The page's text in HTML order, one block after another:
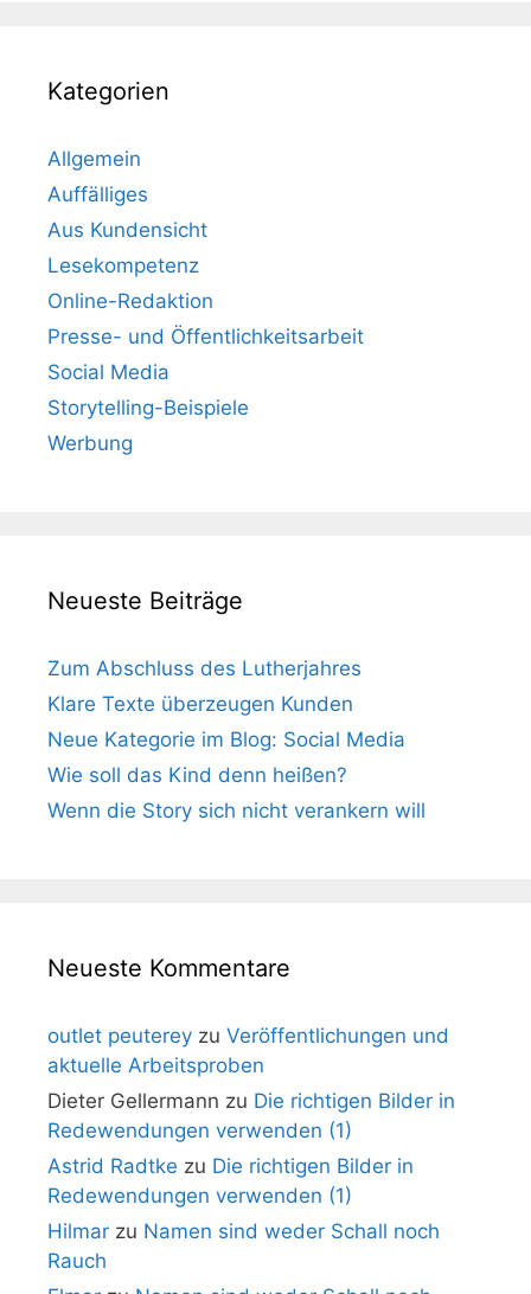
Kategorien
Allgemein
Auffälliges
Aus Kundensicht
Lesekompetenz
Online-Redaktion
Presse- und Öffentlichkeitsarbeit
Social Media
Storytelling-Beispiele
Werbung
Neueste Beiträge
Zum Abschluss des Lutherjahres
Klare Texte überzeugen Kunden
Neue Kategorie im Blog: Social Media
Wie soll das Kind denn heißen?
Wenn die Story sich nicht verankern will
Neueste Kommentare
outlet peuterey zu Veröffentlichungen und
aktuelle Arbeitsproben
Dieter Gellermann zu Die richtigen Bilder in
Redewendungen verwenden (1)
Astrid Radtke zu Die richtigen Bilder in
Redewendungen verwenden (1)
Hilmar zu Namen sind weder Schall noch
Rauch